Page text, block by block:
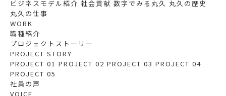
ビジネスモデル紹介 社会貢献 数字でみる丸久 丸久の歴史
丸久の仕事
WORK
職種紹介
プロジェクトストーリー
PROJECT STORY
PROJECT 01 PROJECT 02 PROJECT 03 PROJECT 04
PROJECT 05
社員の声
VOICE